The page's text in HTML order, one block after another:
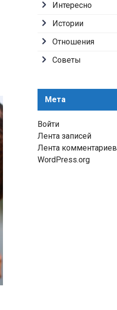
Интересно
Истории
Отношения
Советы
Мета
Войти
Лента записей
Лента комментариев
WordPress.org